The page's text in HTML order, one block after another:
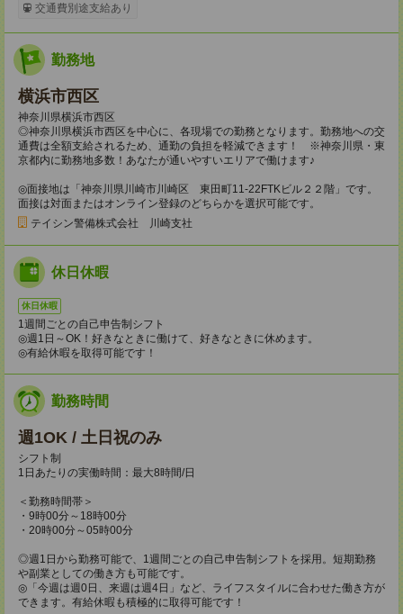
交通費別途支給あり
勤務地
横浜市西区
神奈川県横浜市西区
◎神奈川県横浜市西区を中心に、各現場での勤務となります。勤務地への交
通費は全額支給されるため、通勤の負担を軽減できます！ ※神奈川県・東
京都内に勤務地多数！あなたが通いやすいエリアで働けます♪
◎面接地は「神奈川県川崎市川崎区 東田町11-22FTKビル２２階」です。
面接は対面またはオンライン登録のどちらかを選択可能です。
テイシン警備株式会社 川崎支社
休日休暇
休日休暇
1週間ごとの自己申告制シフト
◎週1日～OK！好きなときに働けて、好きなときに休めます。
◎有給休暇を取得可能です！
勤務時間
週1OK / 土日祝のみ
シフト制
1日あたりの実働時間：最大8時間/日
＜勤務時間帯＞
・9時00分～18時00分
・20時00分～05時00分
◎週1日から勤務可能で、1週間ごとの自己申告制シフトを採用。短期勤務
や副業としての働き方も可能です。
◎「今週は週0日、来週は週4日」など、ライフスタイルに合わせた働き方が
できます。有給休暇も積極的に取得可能です！